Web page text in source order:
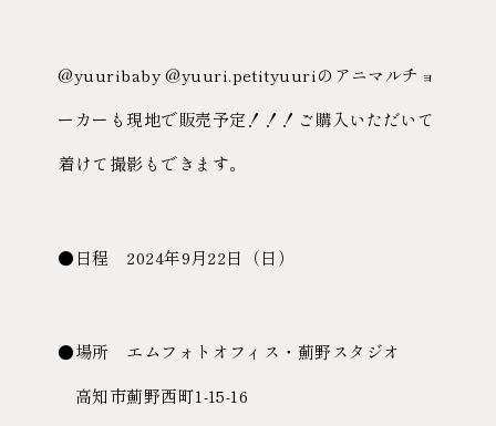
@yuuribaby @yuuri.petityuuriのアニマルチョ
ーカーも現地で販売予定！！！ご購入いただいて
着けて撮影もできます。
●日程 2024年9月22日（日）
●場所 エムフォトオフィス・薊野スタジオ
高知市薊野西町1-15-16